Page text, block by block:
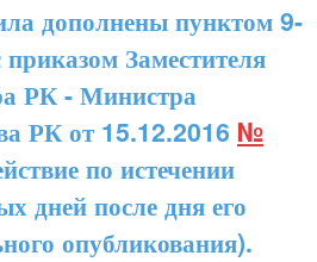
дополнены пунктом 9-
приказом Заместителя
РК - Министра
РК от 15.12.2016 №
по истечении
дней после дня его
опубликования).